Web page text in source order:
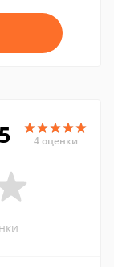
5 4 оценки